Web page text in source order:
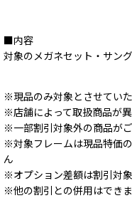
■内容
対象のメガネセット・サン
※現品のみ対象とさせてい
※店舗によって取扱商品が
※一部割引対象外の商品が
※対象フレームは現品特価
ん
※オプション差額は割引対
※他の割引との併用はでき